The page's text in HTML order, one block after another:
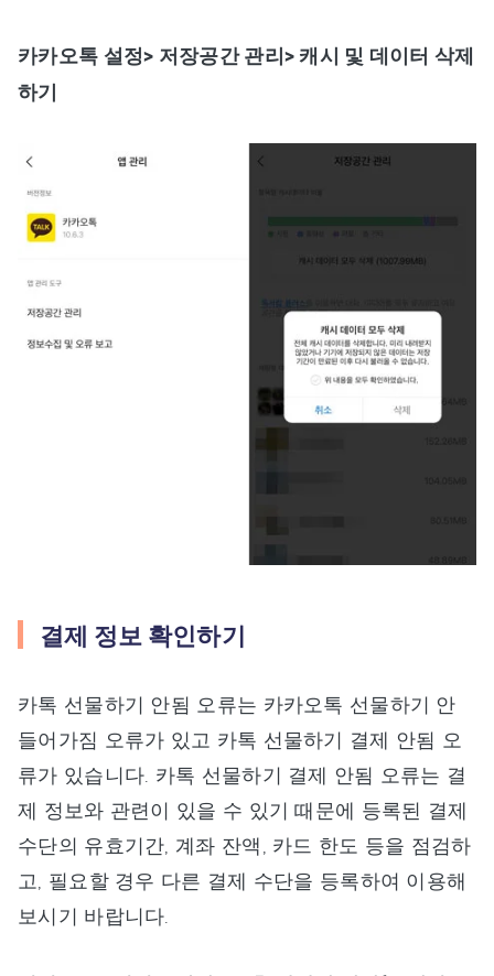
카카오톡 설정> 저장공간 관리> 캐시 및 데이터 삭제
하기
결제 정보 확인하기
카톡 선물하기 안됨 오류는 카카오톡 선물하기 안
들어가짐 오류가 있고 카톡 선물하기 결제 안됨 오
류가 있습니다. 카톡 선물하기 결제 안됨 오류는 결
제 정보와 관련이 있을 수 있기 때문에 등록된 결제
수단의 유효기간, 계좌 잔액, 카드 한도 등을 점검하
고, 필요할 경우 다른 결제 수단을 등록하여 이용해
보시기 바랍니다.